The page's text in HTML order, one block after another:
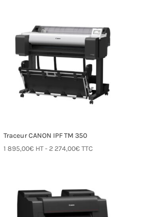
Traceur CANON IPF TM 350
1 895,00€ HT - 2 274,00€ TTC